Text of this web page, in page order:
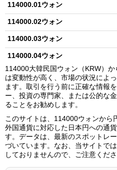
114000.01ウォン
114000.02ウォン
114000.03ウォン
114000.04ウォン
114000.05ウォン
114000.06ウォン
114000.07ウォン
114000.08ウォン
114000.09ウォン
114000.10ウォン
114000大韓民国ウォン（KRW）
は変動性が高く、市場の状況によ
ます。取引を行う前に正確な情報
ー、投資の専門家、または公的な
ることをお勧めします。
このサイトは、114000ウォンか
外国通貨に対応した日本円への通
す。データは、最新のスポットレ
づいています。なお、当サイトで
しておりませんので、ご注意くださ